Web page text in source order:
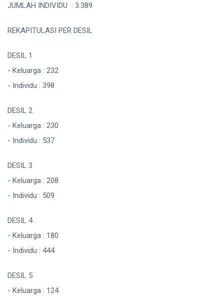
JUMLAH INDIVIDU : 3.389
REKAPITULASI PER DESIL
DESIL 1
- Keluarga : 232
- Individu : 398
DESIL 2
- Keluarga : 230
- Individu : 537
DESIL 3
- Keluarga : 208
- Individu : 509
DESIL 4
- Keluarga : 180
- Individu : 444
DESIL 5
- Keluarga : 124